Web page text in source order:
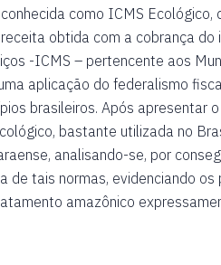
como ICMS Ecológico,
obtida com a cobrança
-ICMS – pertencente aos
aplicação do federalismo
brasileiros. Após apresentar
bastante utilizada no
analisando-se, por
de tais normas, evidenciando
amazônico